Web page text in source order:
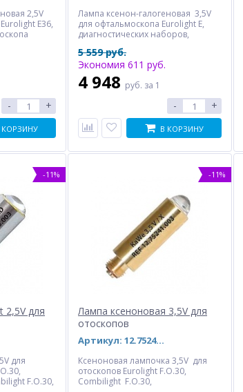
2,5V
E36,
- +
КОРЗИНУ
Лампа ксенон-галогеновая 3,5V
для офтальмоскопа Eurolight E,
диагностических наборов,
станции.
5 559 руб.
Экономия 611 руб.
4 948 руб. за 1
- +
В КОРЗИНУ
-11%
2,5V для
для
F.O.30,
-11%
Лампа ксеноновая 3,5V для
отоскопов
Артикул: 12.75241.003
Ксеноновая лампочка 3,5V для
отоскопов Eurolight F.O.30,
Combilight F.O.30,